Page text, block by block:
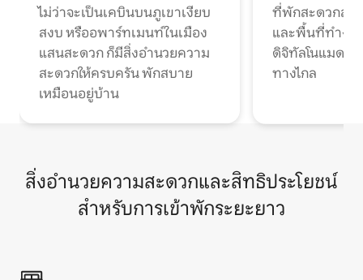
ไม่ว่าจะเป็นเคบินบนภูเขาเงียบ
สงบ หรืออพาร์ทเมนท์ในเมือง
แสนสะดวก ก็มีสิ่งอำนวยความ
สะดวกให้ครบครัน พักสบาย
เหมือนอยู่บ้าน
ที่พักสะดวกสบ
และพื้นที่ทำงา
ดิจิทัลโนแมดแ
ทางไกล
สิ่งอำนวยความสะดวกและสิทธิประโยชน์
สำหรับการเข้าพักระยะยาว